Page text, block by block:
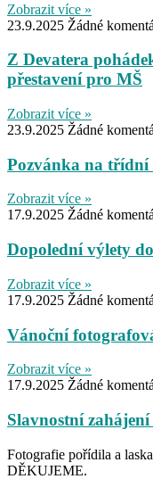
Zobrazit více »
23.9.2025 Žádné
Z Devatera
přestavení pro MŠ
Zobrazit více »
23.9.2025 Žádné
Pozvánka na třídní
Zobrazit více »
17.9.2025 Žádné
Dopolední výlety
Zobrazit více »
17.9.2025 Žádné
Vánoční
Zobrazit více »
17.9.2025 Žádné
Slavnostní
Fotografie pořídila a
DĚKUJEME.